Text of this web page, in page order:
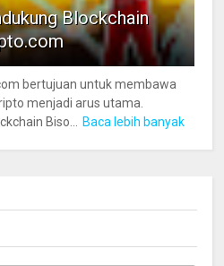
Blockchain
bertujuan untuk membawa
menjadi arus utama.
Biso...
Baca lebih banyak